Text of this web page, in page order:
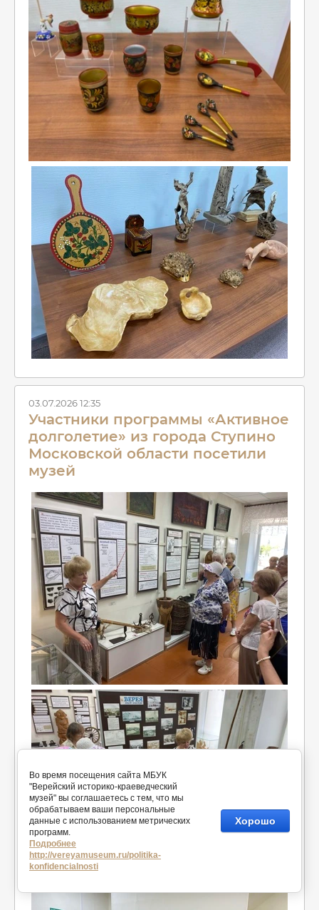
03.07.2026 12:35
Участники программы «Активное
долголетие» из города Ступино
Московской области посетили
музей
Во время посещения сайта МБУК
"Верейский историко-краеведческий
музей" вы соглашаетесь с тем, что мы
обрабатываем ваши персональные
данные с использованием метрических
программ.
Подробнее
http://vereyamuseum.ru/politika-
konfidencialnosti
Хорошо